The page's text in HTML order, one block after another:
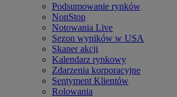
Podsumowanie rynków
NonStop
Notowania Live
Sezon wyników w USA
Skaner akcji
Kalendarz rynkowy
Zdarzenia korporacyjne
Sentyment Klientów
Rolowania